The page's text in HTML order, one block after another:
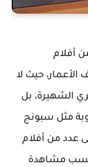
أفلام
حيث لا
الشهيرة، بل
مثل سبونج
عدد من أفلام
نسب مشاهدة